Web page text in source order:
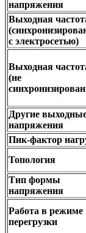
напряжения
Выходная
с электросетью)
Выходная
(не
Другие
напряжения
Пик-фактор
Топология
Тип формы
напряжения
Работа в режиме
перегрузки